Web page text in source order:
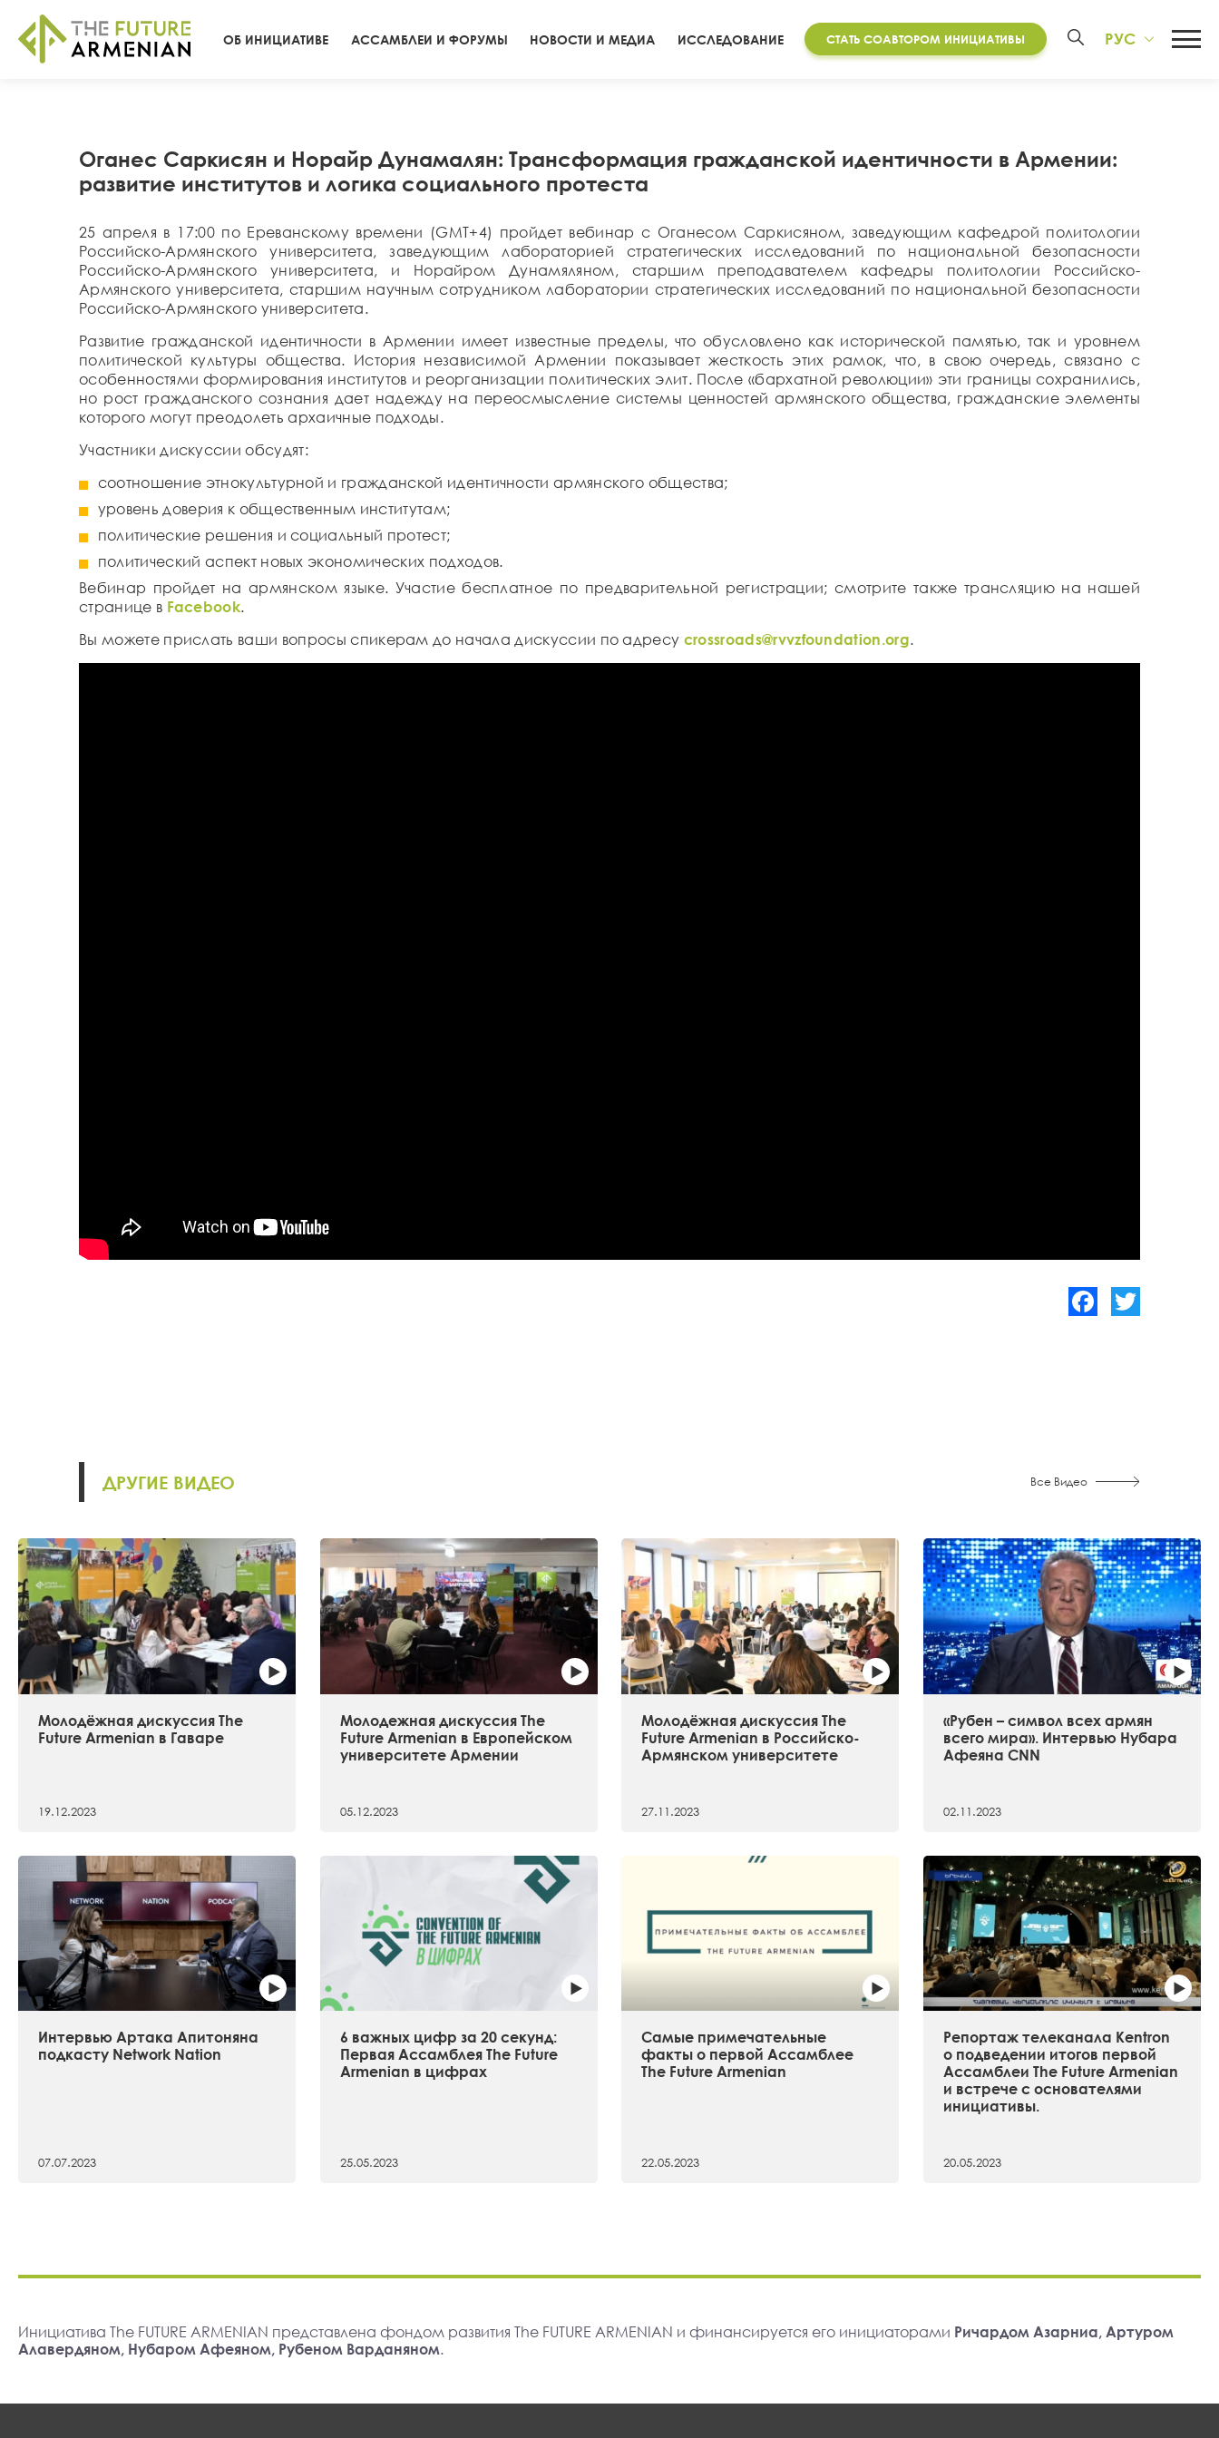
ОБ ИНИЦИАТИВЕ АССАМБЛЕИ И ФОРУМЫ НОВОСТИ И МЕДИА ИССЛЕДОВАНИЕ СТАТЬ СОАВТОРОМ ИНИЦИАТИВЫ РУС
Оганес Саркисян и Норайр Дунамалян: Трансформация гражданской идентичности в Армении:
развитие институтов и логика социального протеста
25 апреля в 17:00 по Ереванскому времени (GMT+4) пройдет вебинар с Оганесом Саркисяном, заведующим кафедрой политологии
Российско-Армянского университета, заведующим лабораторией стратегических исследований по национальной безопасности
Российско-Армянского университета, и Норайром Дунамяляном, старшим преподавателем кафедры политологии Российско-
Армянского университета, старшим научным сотрудником лаборатории стратегических исследований по национальной безопасности
Российско-Армянского университета.
Развитие гражданской идентичности в Армении имеет известные пределы, что обусловлено как исторической памятью, так и уровнем
политической культуры общества. История независимой Армении показывает жесткость этих рамок, что, в свою очередь, связано с
особенностями формирования институтов и реорганизации политических элит. После «бархатной революции» эти границы сохранились,
но рост гражданского сознания дает надежду на переосмысление системы ценностей армянского общества, гражданские элементы
которого могут преодолеть архаичные подходы.
Участники дискуссии обсудят:
соотношение этнокультурной и гражданской идентичности армянского общества;
уровень доверия к общественным институтам;
политические решения и социальный протест;
политический аспект новых экономических подходов.
Вебинар пройдет на армянском языке. Участие бесплатное по предварительной регистрации; смотрите также трансляцию на нашей
странице в Facebook.
Вы можете прислать ваши вопросы спикерам до начала дискуссии по адресу crossroads@rvvzfoundation.org.
ДРУГИЕ ВИДЕО Все Видео
Молодёжная дискуссия The
Future Armenian в Гаваре
19.12.2023
Молодежная дискуссия The
Future Armenian в Европейском
университете Армении
05.12.2023
Молодёжная дискуссия The
Future Armenian в Российско-
Армянском университете
27.11.2023
«Рубен – символ всех армян
всего мира». Интервью Нубара
Афеяна CNN
02.11.2023
Интервью Артака Апитоняна
подкасту Network Nation
07.07.2023
6 важных цифр за 20 секунд:
Первая Ассамблея The Future
Armenian в цифрах
25.05.2023
Самые примечательные
факты о первой Ассамблее
The Future Armenian
22.05.2023
Репортаж телеканала Kentron
о подведении итогов первой
Ассамблеи The Future Armenian
и встрече с основателями
инициативы.
20.05.2023
Инициатива The FUTURE ARMENIAN представлена фондом развития The FUTURE ARMENIAN и финансируется его инициаторами Ричардом Азарниа, Артуром
Алавердяном, Нубаром Афеяном, Рубеном Варданяном.